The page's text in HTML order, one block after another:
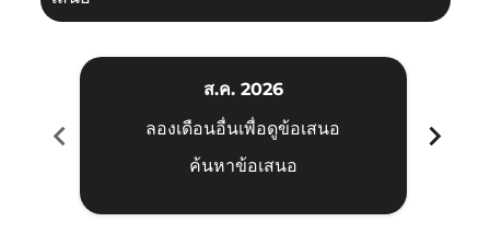
chevron_left
ส.ค. 2026
ลองเดือนอื่นเพื่อดูข้อเสนอ
ค้นหาข้อเสนอ
chevron_right